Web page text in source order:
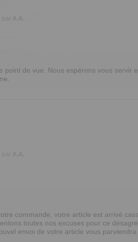
par A.A.
point de vue. Nous espérons vous servir
commande, votre article est arrivé
toutes nos excuses pour ce
envoi de votre article vous